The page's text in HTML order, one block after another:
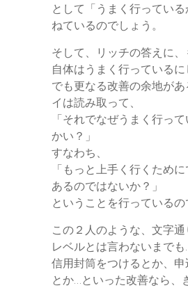
として「うまく行ってい
ねているのでしょう。
そして、リッチの答えに
自体はうまく行っている
でも更なる改善の余地が
イは読み取って、
「それでなぜうまく行っ
かい？」
すなわち、
「もっと上手く行くため
あるのではないか？」
ということを行っているの
この２人のような、文字
レベルとは言わないまで
信用封筒をつけるとか、
とか…といった改善なら、